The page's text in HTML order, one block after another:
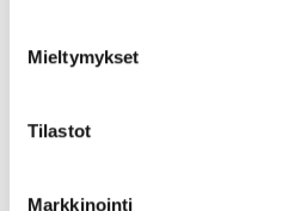
Mieltymykset
Tilastot
Markkinointi
Miten yritykset voivat
IT-laitteita Inregon kautta.
ostaminen tai myyminen on
kiertotalouden edistämisen